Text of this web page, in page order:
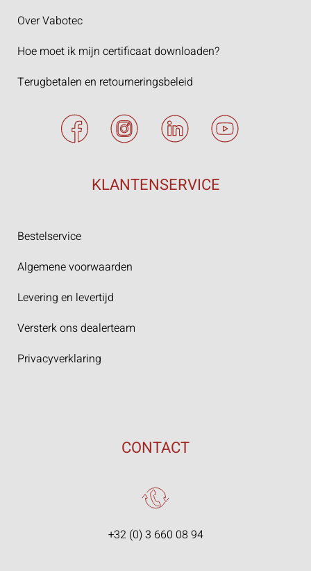
Over Vabotec
Hoe moet ik mijn certificaat downloaden?
Terugbetalen en retourneringsbeleid
KLANTENSERVICE
Bestelservice
Algemene voorwaarden
Levering en levertijd
Versterk ons dealerteam
Privacyverklaring
CONTACT
+32 (0) 3 660 08 94